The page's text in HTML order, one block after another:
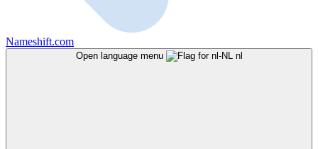
Nameshift.com
Open language menu nl